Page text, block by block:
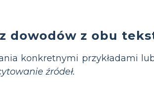
dowodów z obu
konkretnymi przykładami
źródeł.